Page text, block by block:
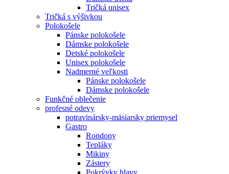
Tričká unisex
Tričká s výšivkou
Polokošele
Pánske polokošele
Dámske polokošele
Detské polokošele
Unisex polokošele
Nadmerné veľkosti
Pánske polokošele
Dámske polokošele
Funkčné oblečenie
profesné odevy
potravinársky-mäsiarsky priemysel
Gastro
Rondony
Tepláky
Mikiny
Zástery
Pokrývky hlavy